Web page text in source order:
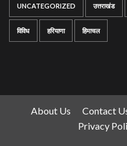
UNCATEGORIZED उत्तराखंड
विविध हरियाणा हिमाचल
About Us Contact
Privacy